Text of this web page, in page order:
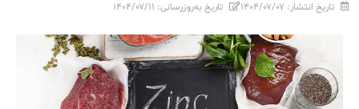
تاریخ انتشار: ۱۴۰۴/۰۷/۰۷ تاریخ به‌روزرسانی: ۱۴۰۴/۰۷/۱۱